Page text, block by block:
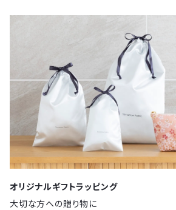
オリジナルギフトラッピング
大切な方への贈り物に